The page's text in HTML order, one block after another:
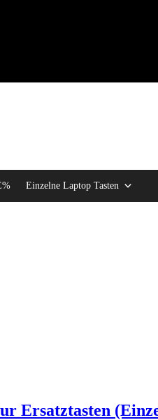
Einzelne Laptop Tasten
Ersatztasten